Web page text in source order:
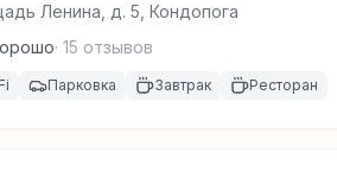
Ленина, д. 5, Кондопога
· 15 отзывов
Парковка Завтрак Ресторан